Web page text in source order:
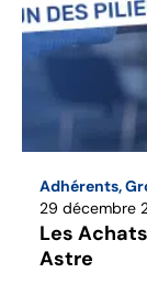
Adhérents,
29 décembre
Les
Astre